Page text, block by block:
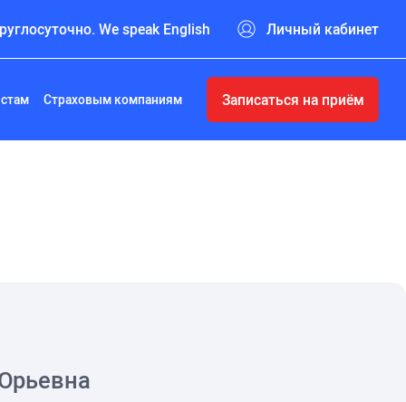
We speak English Личный кабинет
Страховым компаниям Записаться на приём